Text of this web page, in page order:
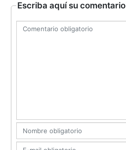
Escriba aquí su comentario